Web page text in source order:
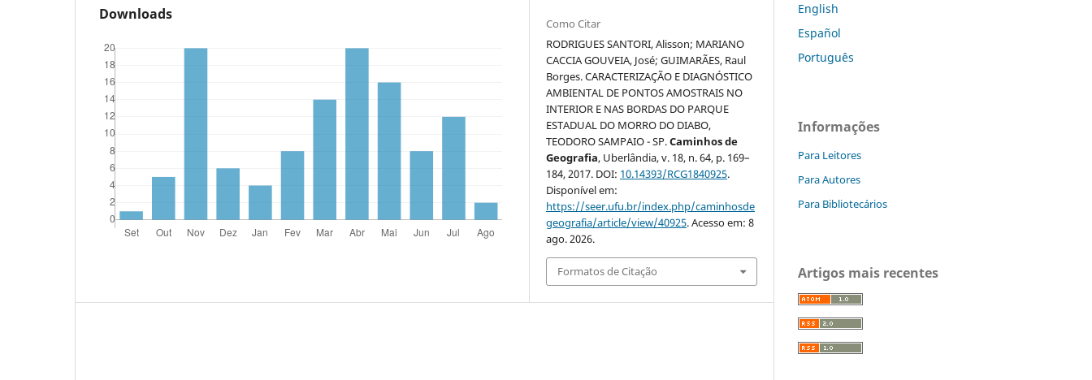
Downloads
Como Citar
RODRIGUES SANTORI, Alisson; MARIANO
CACCIA GOUVEIA, José; GUIMARÃES, Raul
Borges. CARACTERIZAÇÃO E DIAGNÓSTICO
AMBIENTAL DE PONTOS AMOSTRAIS NO
INTERIOR E NAS BORDAS DO PARQUE
ESTADUAL DO MORRO DO DIABO,
TEODORO SAMPAIO - SP.Caminhos de
Geografia, Uberlândia, v. 18, n. 64, p. 169–
184, 2017. DOI: 10.14393/RCG1840925.
Disponível em:
https://seer.ufu.br/index.php/caminhosde
geografia/article/view/40925. Acesso em: 8
ago. 2026.
Formatos de Citação
English
Español
Português
Informações
Para Leitores
Para Autores
Para Bibliotecários
Artigos mais recentes